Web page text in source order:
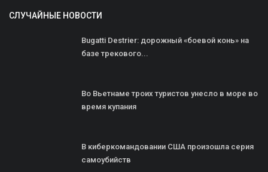
СЛУЧАЙНЫЕ НОВОСТИ
Bugatti Destrier: дорожный «боевой конь» на
базе трекового...
Во Вьетнаме троих туристов унесло в море во
время купания
В киберкомандовании США произошла серия
самоубийств